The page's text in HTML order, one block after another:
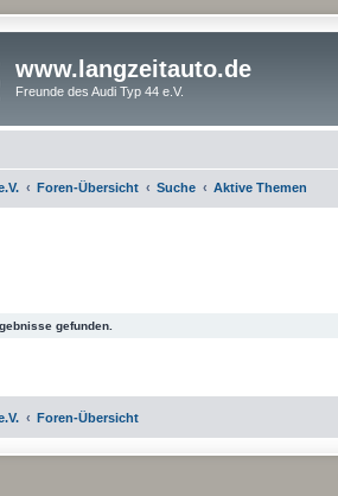
www.langzeitauto.de
Freunde des Audi Typ 44 e.V.
Foren-Übersicht Suche Aktive Themen
gefunden.
Foren-Übersicht